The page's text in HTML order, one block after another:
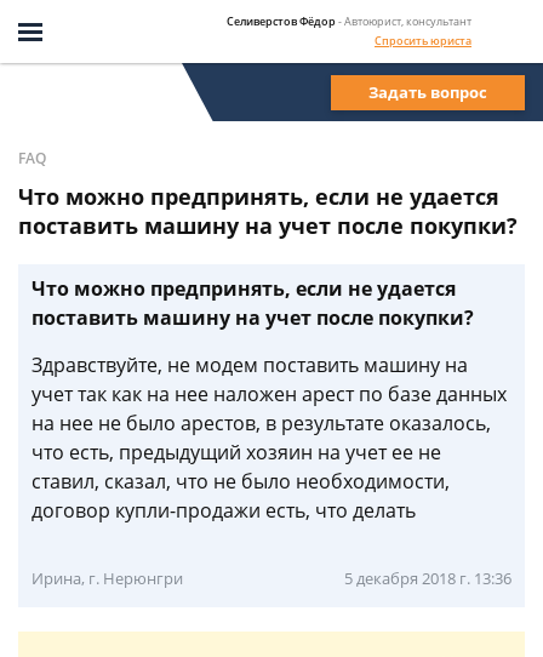
Селиверстов Фёдор- Автоюрист, консультант
Спросить юриста
Задать вопрос
FAQ
Что можно предпринять, если не удается
поставить машину на учет после покупки?
Что можно предпринять, если не удается
поставить машину на учет после покупки?
Здравствуйте, не модем поставить машину на
учет так как на нее наложен арест по базе данных
на нее не было арестов, в результате оказалось,
что есть, предыдущий хозяин на учет ее не
ставил, сказал, что не было необходимости,
договор купли-продажи есть, что делать
Ирина, г. Нерюнгри 5 декабря 2018 г. 13:36